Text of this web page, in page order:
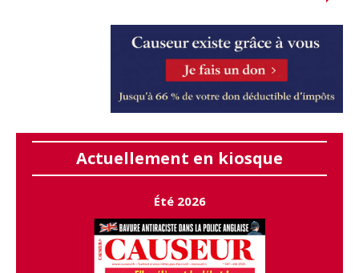
Actuellement en kiosque
Été 2026